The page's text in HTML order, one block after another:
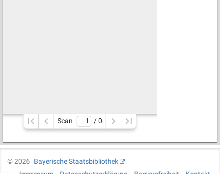
Scan / 0
©2026
Bayerische Staatsbibliothek